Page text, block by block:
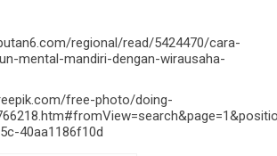
regional/read/5424470/cara-
mental-mandiri-dengan-wirausaha-
free-photo/doing-
40aa1186f10d